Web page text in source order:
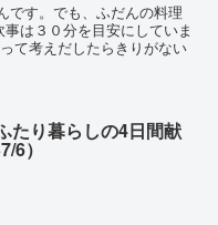
です。でも、ふだんの料理
は３０分を目安にしていま
て考えだしたらきりがない
たり暮らしの4日間献
6）